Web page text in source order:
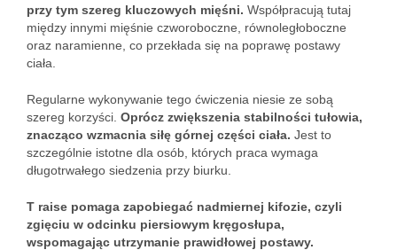
przy tym szereg kluczowych mięśni. Współpracują tutaj
między innymi mięśnie czworoboczne, równoległoboczne
oraz naramienne, co przekłada się na poprawę postawy
ciała.
Regularne wykonywanie tego ćwiczenia niesie ze sobą
szereg korzyści. Oprócz zwiększenia stabilności tułowia,
znacząco wzmacnia siłę górnej części ciała. Jest to
szczególnie istotne dla osób, których praca wymaga
długotrwałego siedzenia przy biurku.
T raise pomaga zapobiegać nadmiernej kifozie, czyli
zgięciu w odcinku piersiowym kręgosłupa,
wspomagając utrzymanie prawidłowej postawy.